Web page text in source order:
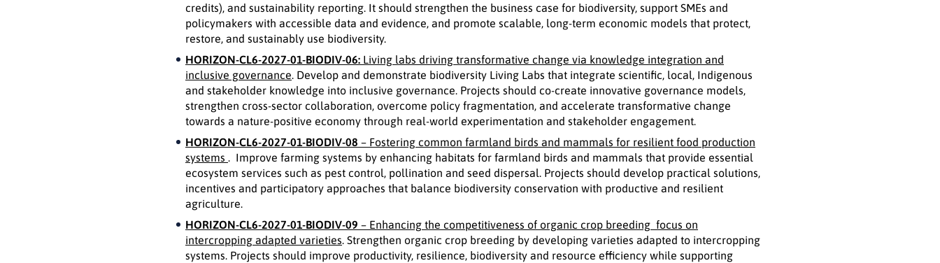
credits), and sustainability reporting. It should strengthen the business case for biodiversity, support SMEs and
policymakers with accessible data and evidence, and promote scalable, long-term economic models that protect,
restore, and sustainably use biodiversity.
HORIZON-CL6-2027-01-BIODIV-06: Living labs driving transformative change via knowledge integration and
inclusive governance. Develop and demonstrate biodiversity Living Labs that integrate scientific, local, Indigenous
and stakeholder knowledge into inclusive governance. Projects should co-create innovative governance models,
strengthen cross-sector collaboration, overcome policy fragmentation, and accelerate transformative change
towards a nature-positive economy through real-world experimentation and stakeholder engagement.
HORIZON-CL6-2027-01-BIODIV-08 – Fostering common farmland birds and mammals for resilient food production
systems . Improve farming systems by enhancing habitats for farmland birds and mammals that provide essential
ecosystem services such as pest control, pollination and seed dispersal. Projects should develop practical solutions,
incentives and participatory approaches that balance biodiversity conservation with productive and resilient
agriculture.
HORIZON-CL6-2027-01-BIODIV-09 – Enhancing the competitiveness of organic crop breeding focus on
intercropping adapted varieties. Strengthen organic crop breeding by developing varieties adapted to intercropping
systems. Projects should improve productivity, resilience, biodiversity and resource efficiency while supporting